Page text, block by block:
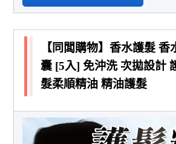
【同闆購物】香水護髮 香
囊 [5入] 免沖洗 次拋設計
髮柔順精油 精油護髮